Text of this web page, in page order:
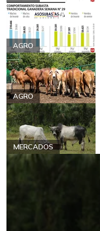
AGRO
AGRO
MERCADOS